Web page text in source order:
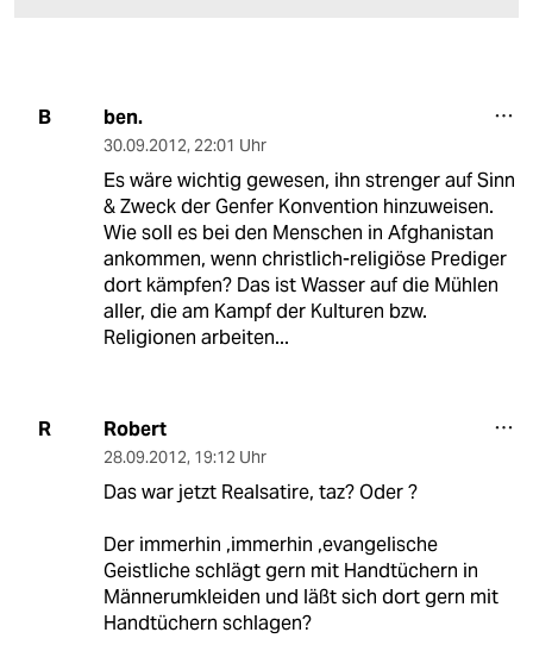
B ben.
30.09.2012, 22:01 Uhr
Es wäre wichtig gewesen, ihn strenger auf Sinn
& Zweck der Genfer Konvention hinzuweisen.
Wie soll es bei den Menschen in Afghanistan
ankommen, wenn christlich-religiöse Prediger
dort kämpfen? Das ist Wasser auf die Mühlen
aller, die am Kampf der Kulturen bzw.
Religionen arbeiten...
R Robert
28.09.2012, 19:12 Uhr
Das war jetzt Realsatire, taz? Oder ?
Der immerhin ,immerhin ,evangelische
Geistliche schlägt gern mit Handtüchern in
Männerumkleiden und läßt sich dort gern mit
Handtüchern schlagen?